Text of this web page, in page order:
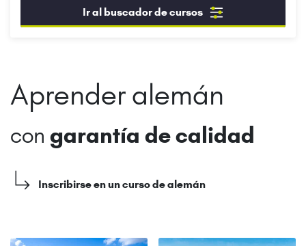
Aprender alemán
con garantía de calidad
Inscribirse en un curso de alemán
Ir al buscador de cursos